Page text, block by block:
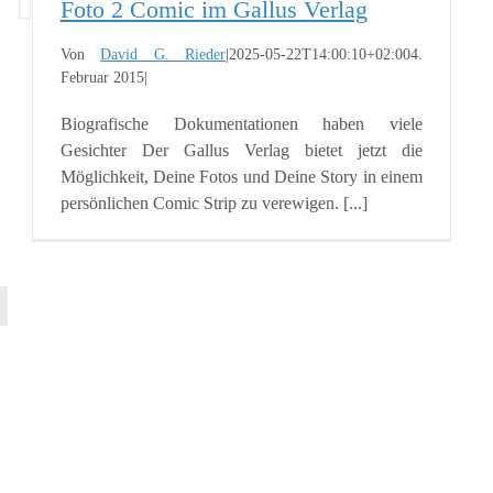
Foto 2 Comic im Gallus Verlag
VonDavid G. Rieder |2025-05-22T14:00:10+02:004.
Februar 2015|
Biografische Dokumentationen haben viele
Gesichter Der Gallus Verlag bietet jetzt die
Möglichkeit, Deine Fotos und Deine Story in einem
persönlichen Comic Strip zu verewigen. [...]